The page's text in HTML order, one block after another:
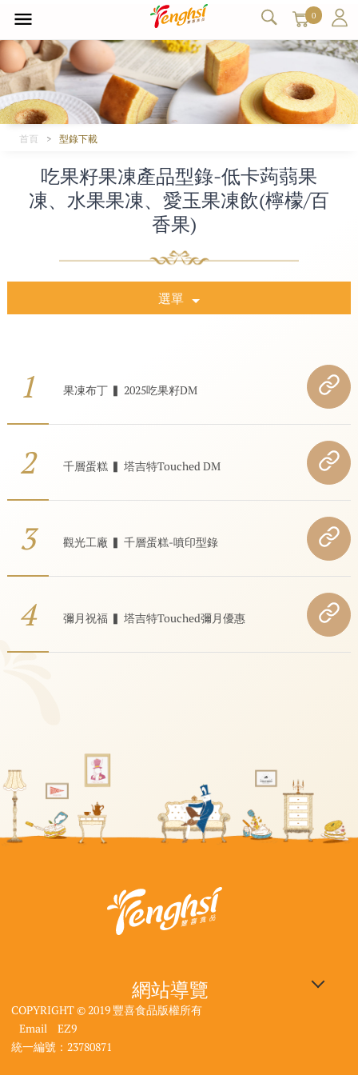
0
首頁 型錄下載
吃果籽果凍產品型錄-低卡蒟蒻果
凍、水果果凍、愛玉果凍飲(檸檬/百
香果)
選單
1 果凍布丁 ▍ 2025吃果籽DM
2 千層蛋糕 ▍ 塔吉特Touched DM
3 觀光工廠 ▍ 千層蛋糕-噴印型錄
4 彌月祝福 ▍ 塔吉特Touched彌月優惠
網站導覽
企業專區
大使館資訊
DIY線上預約
最新消息
豐喜食品：640雲林縣斗六
市工業路118號
| 電話：05-557-1296
| 客服信箱：
fancy.service@jelly.com.tw
觀光工廠：640雲林縣斗六
市工業路118號
| 電話：05-557-4516
| 客服信箱：
touchedembassy.tw@gmail.com
COPYRIGHT © 2019 豐喜食品版權所有
Email
EZ9
統一編號：23780871